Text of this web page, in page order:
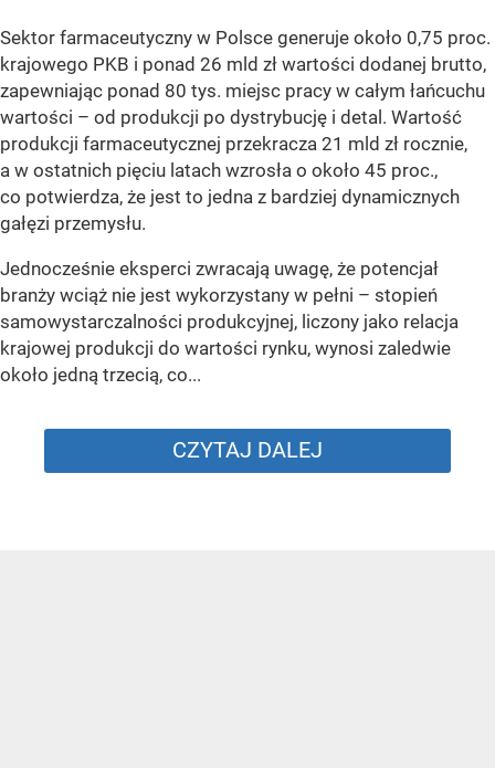
Sektor farmaceutyczny w Polsce generuje około 0,75 proc.
krajowego PKB i ponad 26 mld zł wartości dodanej brutto,
zapewniając ponad 80 tys. miejsc pracy w całym łańcuchu
wartości – od produkcji po dystrybucję i detal. Wartość
produkcji farmaceutycznej przekracza 21 mld zł rocznie,
a w ostatnich pięciu latach wzrosła o około 45 proc.,
co potwierdza, że jest to jedna z bardziej dynamicznych
gałęzi przemysłu.
Jednocześnie eksperci zwracają uwagę, że potencjał
branży wciąż nie jest wykorzystany w pełni – stopień
samowystarczalności produkcyjnej, liczony jako relacja
krajowej produkcji do wartości rynku, wynosi zaledwie
około jedną trzecią, co...
CZYTAJ DALEJ